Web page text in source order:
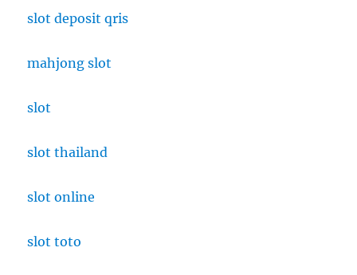
slot deposit qris
mahjong slot
slot
slot thailand
slot online
slot toto